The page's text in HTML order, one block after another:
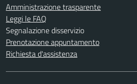
Amministrazione trasparente
Leggi le FAQ
Segnalazione disservizio
Prenotazione appuntamento
Richiesta d'assistenza